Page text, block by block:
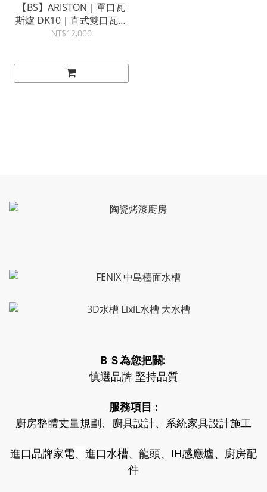
【BS】ARISTON｜單口瓦
斯爐 DK10｜直式雙口瓦斯
爐 DK20｜可拼爐｜義大利
NT$12,000
ＢＳ為您把關:
慎選品牌 堅持品質
服務項目 :
廚房整體丈量規劃、廚具設計、系統家具設計施工
進口品牌家電、 進口水槽、龍頭、IH感應爐、廚房配
件